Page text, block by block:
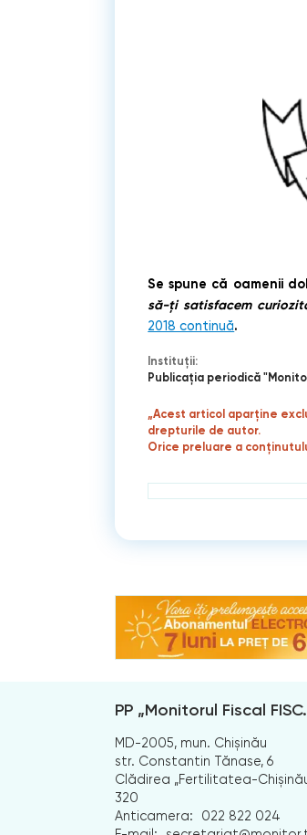
Se spune că oamenii
să-ţi satisfacem
2018 continuă.
Instituții:
Publicaţia periodică
„Acest articol aparține
drepturile de autor.
Orice preluare a
PP „Monitorul Fiscal
MD-2005, mun. Chișinău
str. Constantin Tănase, 6
Clădirea „Fertilitatea-
320
Anticamera:
022 822 024